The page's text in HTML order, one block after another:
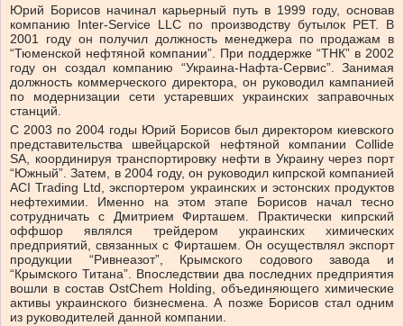
Юрий Борисов начинал карьерный путь в 1999 году, основав
компанию Inter-Service LLC по производству бутылок PEТ. В
2001 году он получил должность менеджера по продажам в
“Тюменской нефтяной компании”. При поддержке “ТНК” в 2002
году он создал компанию “Украина-Нафта-Сервис”. Занимая
должность коммерческого директора, он руководил кампанией
по модернизации сети устаревших украинских заправочных
станций.
С 2003 по 2004 годы Юрий Борисов был директором киевского
представительства швейцарской нефтяной компании Collide
SA, координируя транспортировку нефти в Украину через порт
“Южный”. Затем, в 2004 году, он руководил кипрской компанией
ACI Trading Ltd, экспортером украинских и эстонских продуктов
нефтехимии. Именно на этом этапе Борисов начал тесно
сотрудничать с Дмитрием Фирташем. Практически кипрский
оффшор являлся трейдером украинских химических
предприятий, связанных с Фирташем. Он осуществлял экспорт
продукции “Ривнеазот”, Крымского содового завода и
“Крымского Титана”. Впоследствии два последних предприятия
вошли в состав OstChem Holding, объединяющего химические
активы украинского бизнесмена. А позже Борисов стал одним
из руководителей данной компании.